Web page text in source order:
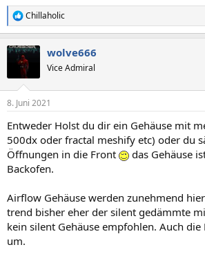
R
e
k
e
:
Chillaholic
wolve666
Vice Admiral
8. Juni 2021
Entweder Holst du dir ein Gehäuse mit
500dx oder fractal meshify etc) oder du
Öffnungen in die Front
das Gehäuse
Backofen.
Airflow Gehäuse werden zunehmend
trend bisher eher der silent gedämmte
kein silent Gehäuse empfohlen. Auch
um.